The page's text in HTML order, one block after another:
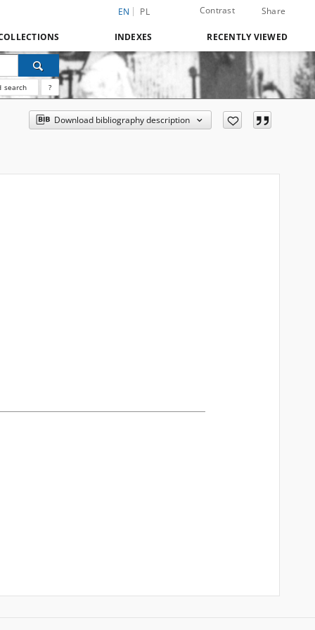
EN PL Contrast Share
INDEXES RECENTLY VIEWED
search ?
Download bibliography description